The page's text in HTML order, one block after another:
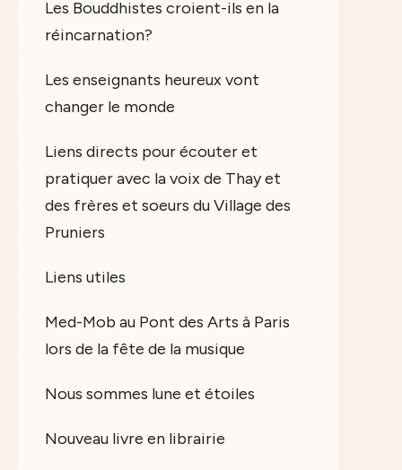
Les Bouddhistes croient-ils en la
réincarnation?
Les enseignants heureux vont
changer le monde
Liens directs pour écouter et
pratiquer avec la voix de Thay et
des frères et soeurs du Village des
Pruniers
Liens utiles
Med-Mob au Pont des Arts à Paris
lors de la fête de la musique
Nous sommes lune et étoiles
Nouveau livre en librairie